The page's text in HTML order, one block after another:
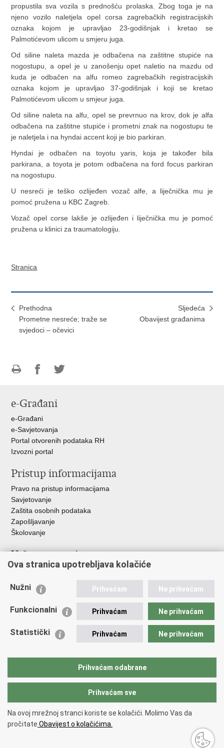
propustila sva vozila s prednošću prolaska. Zbog toga je na
njeno vozilo naletjela opel corsa zagrebačkih registracijskih
oznaka kojom je upravljao 23-godišnjak i kretao se
Palmotićevom ulicom u smjeru juga.
Od siline naleta mazda je odbačena na zaštitne stupiće na
nogostupu, a opel je u zanošenju opet naletio na mazdu od
kuda je odbačen na alfu romeo zagrebačkih registracijskih
oznaka kojom je upravljao 37-godišnjak i koji se kretao
Palmotićevom ulicom u smjeur juga.
Od siline naleta na alfu, opel se prevrnuo na krov, dok je alfa
odbačena na zaštitne stupiće i prometni znak na nogostupu te
je naletjela i na hyndai accent koji je bio parkiran.
Hyndai je odbačen na toyotu yaris, koja je također bila
parkirana, a toyota je potom odbačena na ford focus parkiran
na nogostupu.
U nesreći je teško ozlijeđen vozač alfe, a liječnička mu je
pomoć pružena u KBC Zagreb.
Vozač opel corse lakše je ozlijeđen i liječnička mu je pomoć
pružena u klinici za traumatologiju.
Stranica
Prethodna
Prometne nesreće; traže se
svjedoci – očevici
Sljedeća
Obavijest građanima
FacebookuTwitteru
e-Građani
e-Građani
e-Savjetovanja
Portal otvorenih podataka RH
Izvozni portal
Pristup informacijama
Pravo na pristup informacijama
Savjetovanje
Zaštita osobnih podataka
Zapošljavanje
Školovanje
Važne poveznice
Ministarstvo unutarnjih poslova
Udruge
Policijska akademija
Zaklada policijske solidarnosti
Vučetić"
Copyright © 2026 Policijska uprava zagrebačka.
pristupačnosti.
Ova stranica upotrebljava kolačiće
Nužni Prihvaćam Ne prihvaćam
Funkcionalni Prihvaćam Ne prihvaćam
Statistički Prihvaćam Ne prihvaćam
Prihvaćam odabrane
Prihvaćam sve
Na ovoj mrežnoj stranci koriste se kolačići. Molimo Vas da
pročitate Obavijest o kolačićima.